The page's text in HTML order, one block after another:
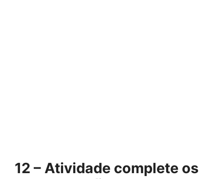
12 – Atividade complete os